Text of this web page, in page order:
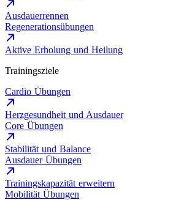
Ausdauerrennen
Regenerationsübungen
Aktive Erholung und Heilung
Trainingsziele
Cardio Übungen
Herzgesundheit und Ausdauer
Core Übungen
Stabilität und Balance
Ausdauer Übungen
Trainingskapazität erweitern
Mobilität Übungen